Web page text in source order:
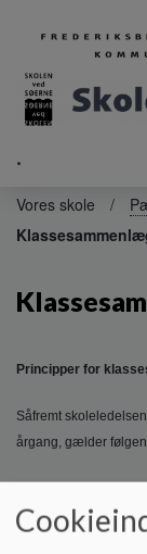
.
Vores skole
Principper for
Såfremt
årgang, gælder
antal